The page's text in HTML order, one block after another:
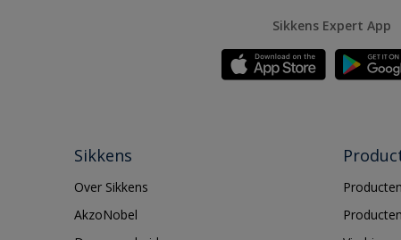
Sikkens Expert App
Sikkens
Over Sikkens
AkzoNobel